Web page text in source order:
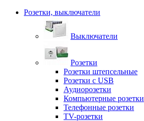
Розетки, выключатели
Выключатели
Розетки
Розетки штепсельные
Розетки с USB
Аудиорозетки
Компьютерные розетки
Телефонные розетки
TV-розетки